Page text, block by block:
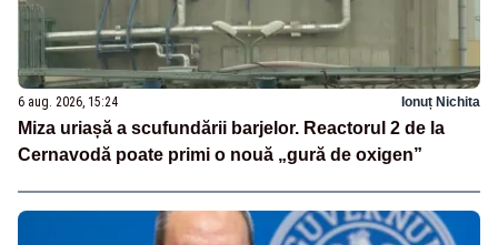
6 aug. 2026, 15:24 Ionuț Nichita
Miza uriașă a scufundării barjelor. Reactorul 2 de la
Cernavodă poate primi o nouă „gură de oxigen”